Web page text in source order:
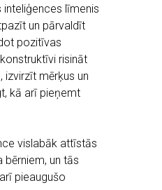
līmenis
un pārvaldīt
pozitīvas
risināt
izvirzīt mērķus un
kā arī pieņemt
vislabāk attīstās
un tās
pieaugušo